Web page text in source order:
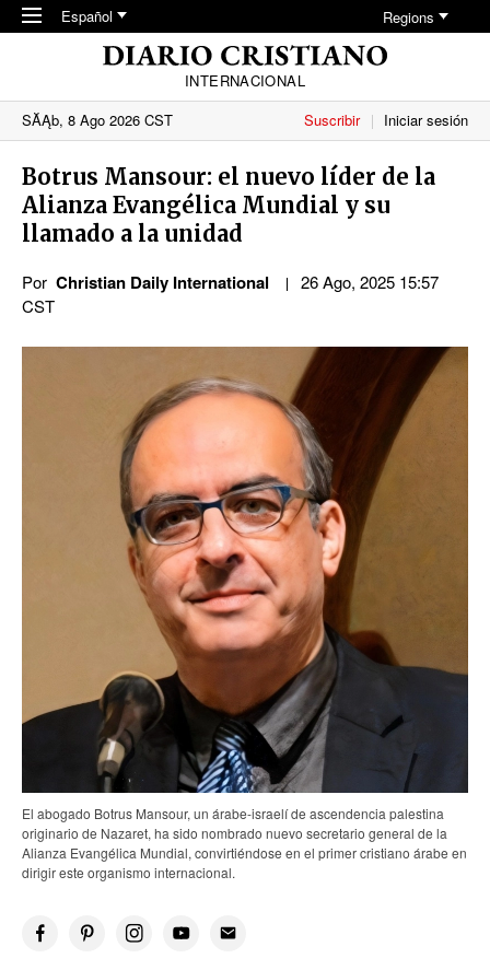
Skip to main content
Español Regions
INTERNACIONAL
SĂĄb, 8 Ago 2026 CST
Suscribir Iniciar sesión
Botrus Mansour: el nuevo líder de la
Alianza Evangélica Mundial y su
llamado a la unidad
Por Christian Daily International
26 Ago, 2025 15:57
CST
El abogado Botrus Mansour, un árabe-israelí de ascendencia palestina
originario de Nazaret, ha sido nombrado nuevo secretario general de la
Alianza Evangélica Mundial, convirtiéndose en el primer cristiano árabe en
dirigir este organismo internacional.